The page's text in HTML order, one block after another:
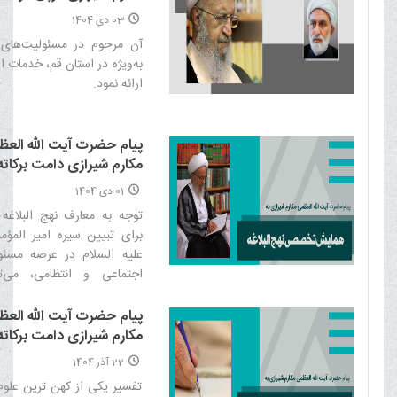
حجت الاسلام والمسلمین
صالحی‌منش، استاندار
03 دی 1404
آن مرحوم در مسئولیت‌های
به‌ویژه در استان قم، خدمات
ارائه نمود.‌
پیام حضرت آیت الله
مکارم شیرازی دامت
همایش تخصصی نهج
01 دی 1404
توجه به معارف نهج
برای تبیین سیره امیر
علیه السلام در عرصه
اجتماعی و انتظامی،
انسانی، تحکیم
و افزایش سرمایه اجتماعی
باشد.‌
پیام حضرت آیت الله
مکارم شیرازی دامت
همایش ملی پرچم‌داران
22 آذر 1404
تفسیر یکی از کهن ترین